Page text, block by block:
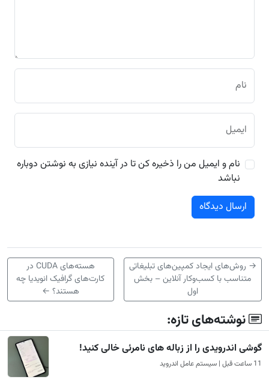
نام
ایمیل
نام و ایمیل من را ذخیره کن تا در آینده نیازی به نوشتن دوباره
نباشد
→ روش‌های ایجاد کمپین‌های تبلیغاتی
متناسب با کسب‌وکار آنلاین – بخش
اول
هسته‌های CUDA در
کارت‌های گرافیک انویدیا چه
هستند؟ ←
نوشته‌های تازه:
گوشی اندرویدی را از زباله های نامرئی خالی کنید!
11 ساعت قبل | سیستم عامل اندروید